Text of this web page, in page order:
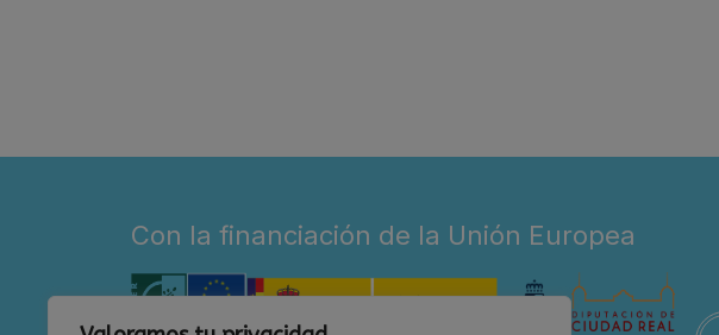
Con la financiación de la Unión Europea